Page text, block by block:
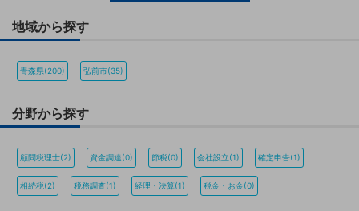
地域から探す
青森県(200) 弘前市(35)
分野から探す
顧問税理士(2) 資金調達(0) 節税(0) 会社設立(1) 確定申告(1)
相続税(2) 税務調査(1) 経理・決算(1) 税金・お金(0)